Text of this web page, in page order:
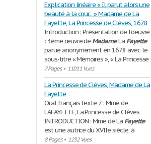
Explication linéaire « Il parut alors une
beauté à la cour... » Madame de La
Fayette, La Princesse de Clèves, 1678
Introduction : Présentation de l’oeuvre
: 3ème œuvre de MadameLa Fayette
parue anonymement en 1678 avec le
sous-titre « Mémoires », « La Princesse
7 Pages• 11011 Vues
La Princesse de Clèves, Madame de La
Fayette
Oral français texte 7 : Mme de
LAFAYETTE, La Princesse de Clèves
INTRODUCTION : Mme de La Fayette
est une autrice du XVIIe siècle, à
8 Pages• 1232 Vues